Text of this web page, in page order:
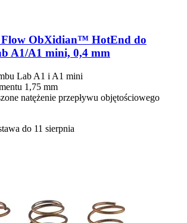
ObXidian™ HotEnd do
A1/A1 mini, 0,4 mm
Lab A1 i A1 mini
1,75 mm
natężenie przepływu objętościowego
do 11 sierpnia